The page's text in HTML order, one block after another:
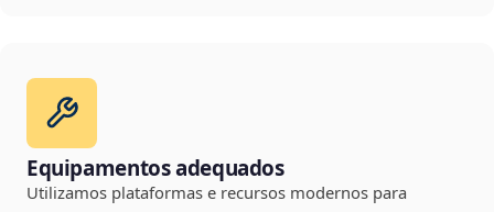
Equipamentos adequados
Utilizamos plataformas e recursos modernos para